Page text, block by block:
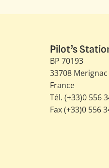
Pilot’s
BP 70193
33708
France
Tél. (+33)0 556
Fax (+33)0 556